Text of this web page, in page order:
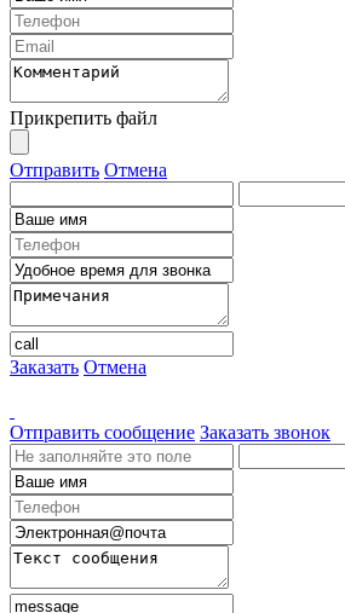
Прикрепить файл
Отправить Отмена
Заказать Отмена
Отправить сообщение Заказать звонок